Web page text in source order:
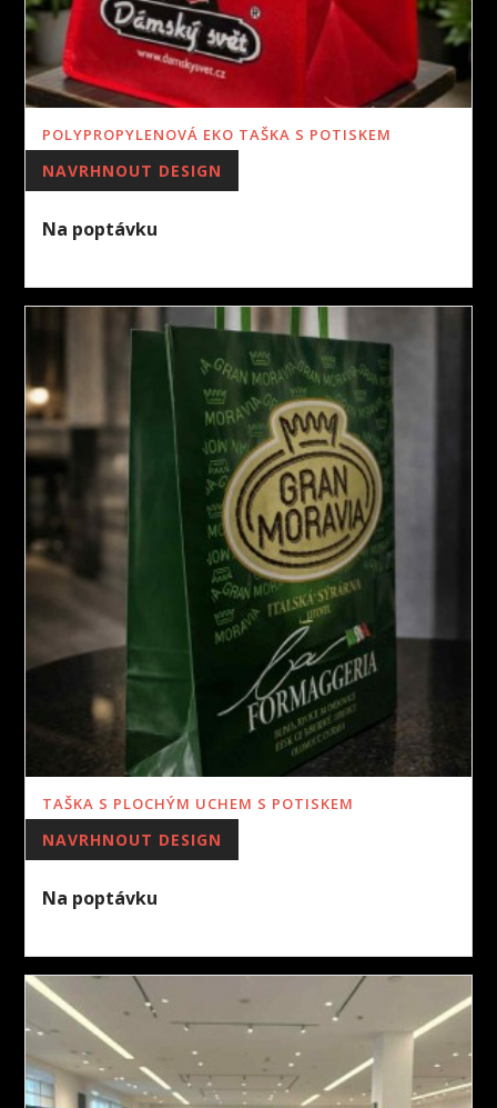
POLYPROPYLENOVÁ EKO TAŠKA S POTISKEM
NAVRHNOUT DESIGN
Na poptávku
TAŠKA S PLOCHÝM UCHEM S POTISKEM
NAVRHNOUT DESIGN
Na poptávku